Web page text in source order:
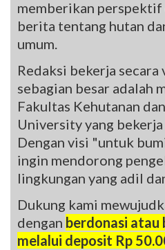
memberikan
berita tentang hutan
umum.
Redaksi bekerja
sebagian besar adalah
Fakultas Kehutanan
University yang
Dengan visi "untuk
ingin mendorong
lingkungan yang adil
Dukung kami
dengan berdonasi atau
melalui deposit Rp